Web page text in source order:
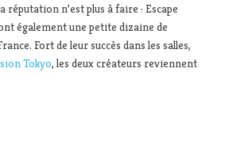
réputation n’est plus à faire : Escape
également une petite dizaine de
Fort de leur succès dans les salles,
Tokyo, les deux créateurs reviennent